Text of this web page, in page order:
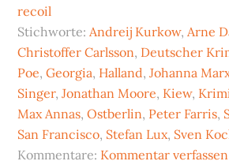
recoil
Stichworte:Andreij Kurkow,Arne
Christoffer Carlsson, Deutscher
Poe,Georgia, Halland,Johanna
Singer,Jonathan Moore, Kiew,
Max Annas,Ostberlin, Peter Farris,
San Francisco, Stefan Lux, Sven
Kommentare: Kommentar verfassen